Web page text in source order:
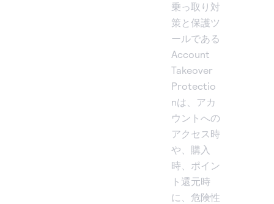
乗っ取り対
策と保護ツ
ールである
Account
Takeover
Protectio
nは、アカ
ウントへの
アクセス時
や、購入
時、ポイン
ト還元時
に、危険性